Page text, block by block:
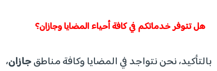
​هل تتوفر خدماتكم في كافة أحياء المضايا وجازان؟
​بالتأكيد، نحن نتواجد في المضايا وكافة مناطقجازان،